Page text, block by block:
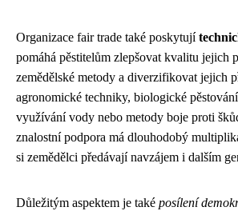
Organizace fair trade také poskytují
pomáhá pěstitelům zlepšovat kvalitu jejich
zemědělské metody a diverzifikovat jejich
agronomické techniky, biologické
využívání vody nebo metody boje proti
znalostní podpora má dlouhodobý
si zemědělci předávají navzájem i dalším
Důležitým aspektem je také posílení